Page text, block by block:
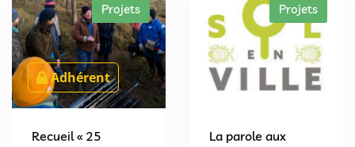
Projets
Adhérent
Recueil « 25
Projets
La parole aux